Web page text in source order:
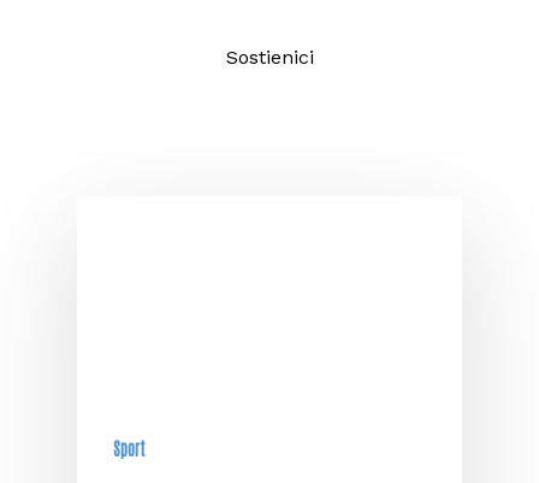
Sostienici
Sport